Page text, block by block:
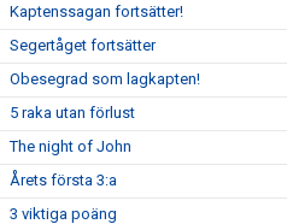
Kaptenssagan fortsätter!
Segertåget fortsätter
Obesegrad som lagkapten!
5 raka utan förlust
The night of John
Årets första 3:a
3 viktiga poäng